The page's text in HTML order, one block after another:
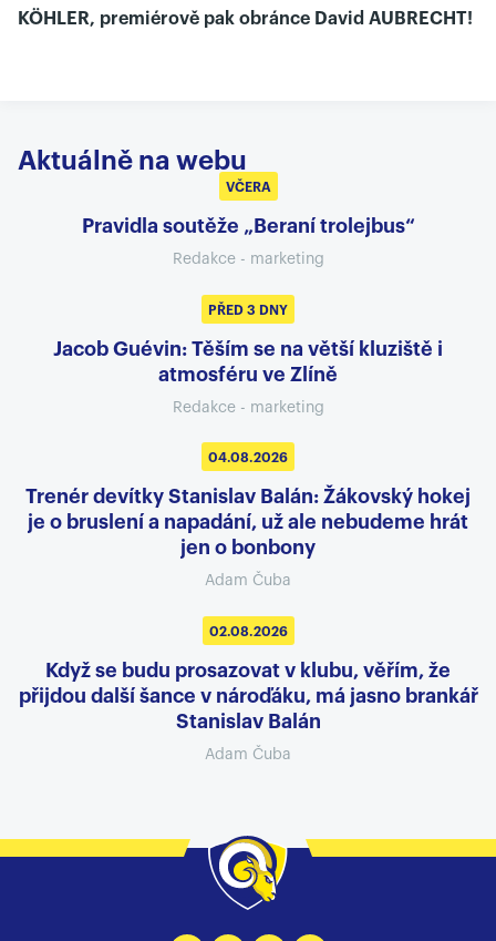
KÖHLER, premiérově pak obránce David AUBRECHT!
Aktuálně na webu
VČERA
Pravidla soutěže „Beraní trolejbus“
Redakce - marketing
PŘED 3 DNY
Jacob Guévin: Těším se na větší kluziště i
atmosféru ve Zlíně
Redakce - marketing
04.08.2026
Trenér devítky Stanislav Balán: Žákovský hokej
je o bruslení a napadání, už ale nebudeme hrát
jen o bonbony
Adam Čuba
02.08.2026
Když se budu prosazovat v klubu, věřím, že
přijdou další šance v nároďáku, má jasno brankář
Stanislav Balán
Adam Čuba